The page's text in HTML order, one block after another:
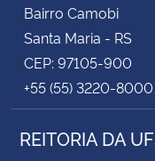
Planalto
Bairro Camobi
Santa Maria - RS
CEP: 97105-900
+55 (55) 3220-8000
REITORIA DA